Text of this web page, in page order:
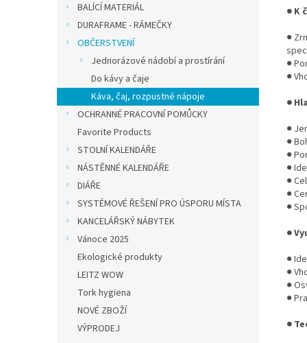
BALÍCÍ MATERIÁL
DURAFRAME - RÁMEČKY
OBČERSTVENÍ
Jednorázové nádobí a prostírání
Do kávy a čaje
Káva, čaj, rozpustné nápoje
OCHRANNÉ PRACOVNÍ POMŮCKY
Favorite Products
STOLNÍ KALENDÁŘE
NÁSTĚNNÉ KALENDÁŘE
DIÁŘE
SYSTÉMOVÉ ŘEŠENÍ PRO ÚSPORU MÍSTA
KANCELÁŘSKÝ NÁBYTEK
Vánoce 2025
Ekologické produkty
LEITZ WOW
Tork hygiena
NOVÉ ZBOŽÍ
VÝPRODEJ
● K
●
●
●
●
●
●
●
●
●
●
●
●
●
●
●
●
●